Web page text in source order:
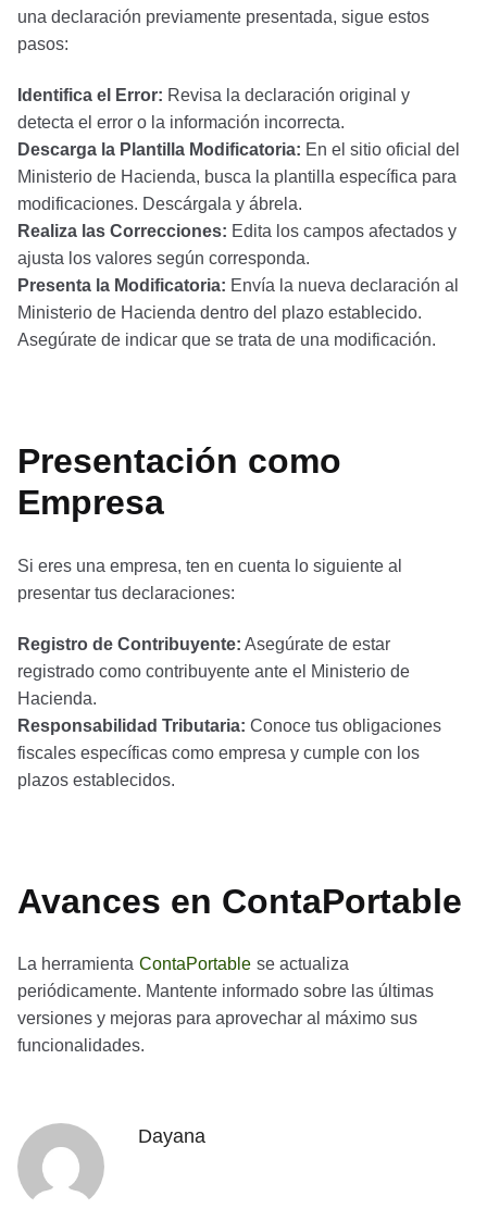
una declaración previamente presentada, sigue estos
pasos:
Identifica el Error: Revisa la declaración original y
detecta el error o la información incorrecta.
Descarga la Plantilla Modificatoria: En el sitio oficial del
Ministerio de Hacienda, busca la plantilla específica para
modificaciones. Descárgala y ábrela.
Realiza las Correcciones: Edita los campos afectados y
ajusta los valores según corresponda.
Presenta la Modificatoria: Envía la nueva declaración al
Ministerio de Hacienda dentro del plazo establecido.
Asegúrate de indicar que se trata de una modificación.
Presentación como
Empresa
Si eres una empresa, ten en cuenta lo siguiente al
presentar tus declaraciones:
Registro de Contribuyente: Asegúrate de estar
registrado como contribuyente ante el Ministerio de
Hacienda.
Responsabilidad Tributaria: Conoce tus obligaciones
fiscales específicas como empresa y cumple con los
plazos establecidos.
Avances en ContaPortable
La herramienta ContaPortable se actualiza
periódicamente. Mantente informado sobre las últimas
versiones y mejoras para aprovechar al máximo sus
funcionalidades.
Dayana